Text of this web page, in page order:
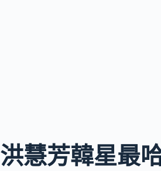
洪慧芳韓星最